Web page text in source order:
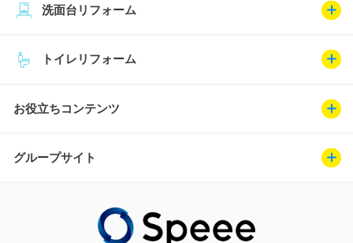
トイレリフォーム
洗面台リフォーム
お役立ちコンテンツ
グループサイト